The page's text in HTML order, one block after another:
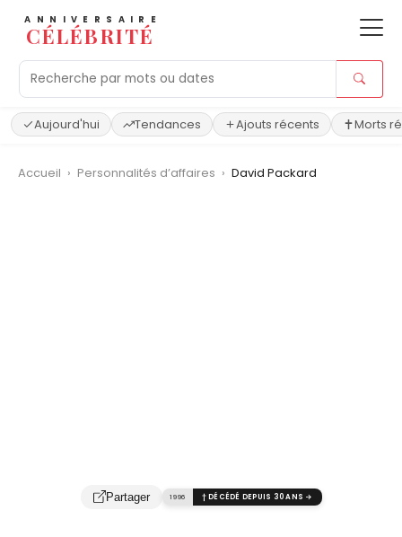
ANNIVERSAIRE
CÉLÉBRITÉ
Aujourd'hui Tendances Ajouts récents Morts
Accueil › Personnalités d’affaires › David Packard
Partager 1996 † DÉCÉDÉ DEPUIS 30 ANS →